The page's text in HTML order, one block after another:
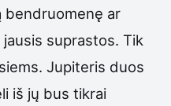
bendruomenę ar
suprastos. Tik
Jupiteris duos
iš jų bus tikrai